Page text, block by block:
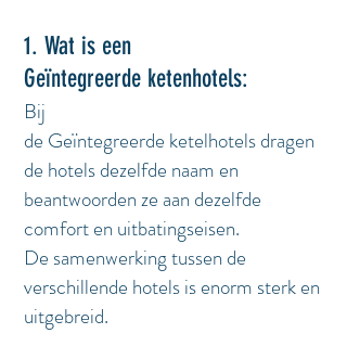
1. Wat is een
Geïntegreerde ketenhotels:
Bij
de Geïntegreerde ketelhotels dragen
de hotels dezelfde naam en
beantwoorden ze aan dezelfde
comfort en uitbatingseisen.
De samenwerking tussen de
verschillende hotels is enorm sterk en
uitgebreid.